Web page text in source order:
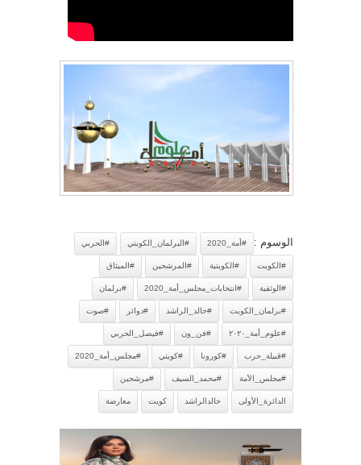
الوسوم : #أمة_2020 #البرلمان_الكويتي #الحربي
#الكويت #الكويتية #المرشحين #الميثاق
#الوثقية #انتخابات_مجلس_أمة_2020 #برلمان
#برلمان_الكويت #خالد_الراشد #دوائر #صوت
#علوم_أمة_٢٠٢٠ #فن_ون #فيصل_الحربي
#قبيلة_حرب #كورونا #كويتي #مجلس_أمة_2020
#مجلس_الأمة #محمد_السيف #مرشحين
الدائرة_الأولى خالدالراشد كويت معارضة